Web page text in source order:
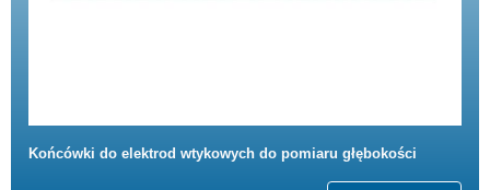
Końcówki do elektrod wtykowych do pomiaru głębokości